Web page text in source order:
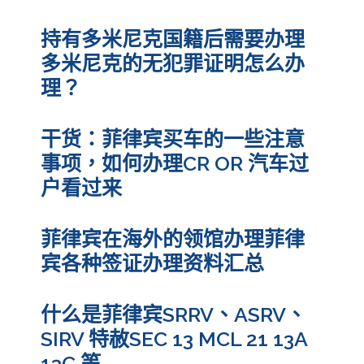
持有多米尼克国籍后需要办理
多米尼克的无犯罪证明怎么办
理？
干货：菲律宾买车的一些注意
事项，如何办理CR OR 汽车过
户看过来
菲律宾在海外的领馆办理菲律
宾各种签证办理资料汇总
什么是菲律宾SRRV、ASRV、
SIRV 特赦SEC 13 MCL 21 13A